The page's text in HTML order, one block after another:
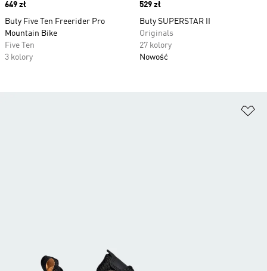
Price
649 zł
Buty Five Ten Freerider Pro
Mountain Bike
Five Ten
3 kolory
Price
529 zł
Buty SUPERSTAR II
Originals
27 kolory
Nowość